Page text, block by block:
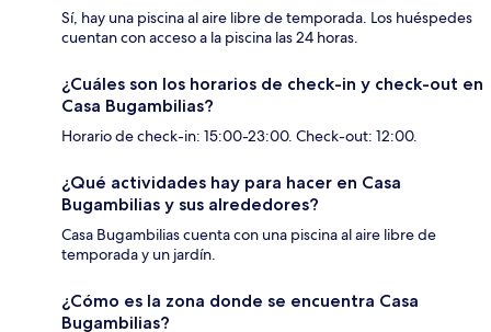
Sí, hay una piscina al aire libre de temporada. Los huéspedes
cuentan con acceso a la piscina las 24 horas.
¿Cuáles son los horarios de check-in y check-out en
Casa Bugambilias?
Horario de check-in: 15:00-23:00. Check-out: 12:00.
¿Qué actividades hay para hacer en Casa
Bugambilias y sus alrededores?
Casa Bugambilias cuenta con una piscina al aire libre de
temporada y un jardín.
¿Cómo es la zona donde se encuentra Casa
Bugambilias?